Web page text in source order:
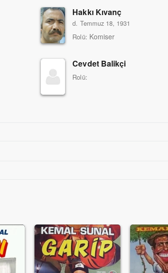
Hakkı Kıvanç
d. Temmuz 18, 1931
Rolü: Komiser
Cevdet Balikçi
Rolü: